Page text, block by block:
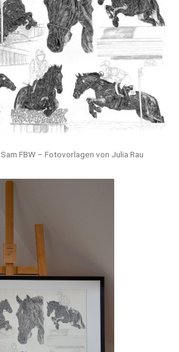
FBW – Fotovorlagen von Julia Rau